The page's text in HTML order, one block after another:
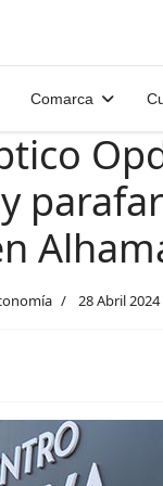
Comarca
28 Abril 2024